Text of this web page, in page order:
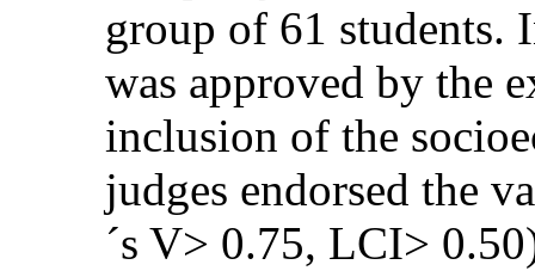
group of 61 students.
was approved by the
inclusion of the
judges endorsed the
´s V> 0.75, LCI>